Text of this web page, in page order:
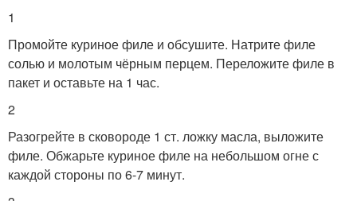
1
Промойте куриное филе и обсушите. Натрите филе
солью и молотым чёрным перцем. Переложите филе в
пакет и оставьте на 1 час.
2
Разогрейте в сковороде 1 ст. ложку масла, выложите
филе. Обжарьте куриное филе на небольшом огне с
каждой стороны по 6-7 минут.